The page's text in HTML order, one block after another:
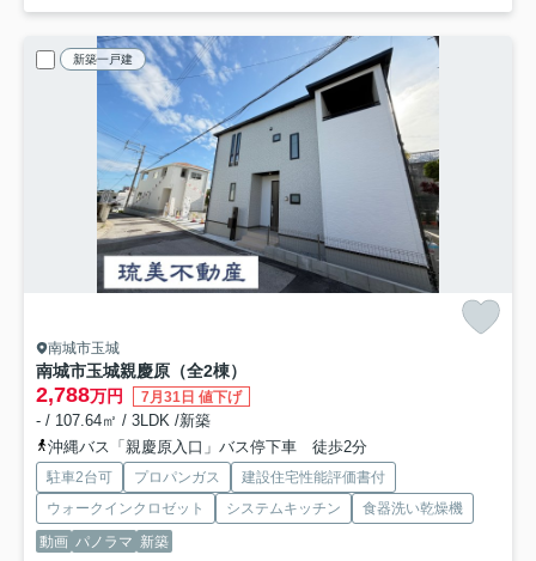
新築一戸建
南城市玉城
南城市玉城親慶原（全2棟）
2,788万円 7月31日 値下げ
- / 107.64㎡ / 3LDK /新築
沖縄バス「親慶原入口」バス停下車 徒歩2分
駐車2台可 プロパンガス
建設住宅性能評価書付
ウォークインクロゼット
システムキッチン
食器洗い乾燥機
動画 パノラマ 新築